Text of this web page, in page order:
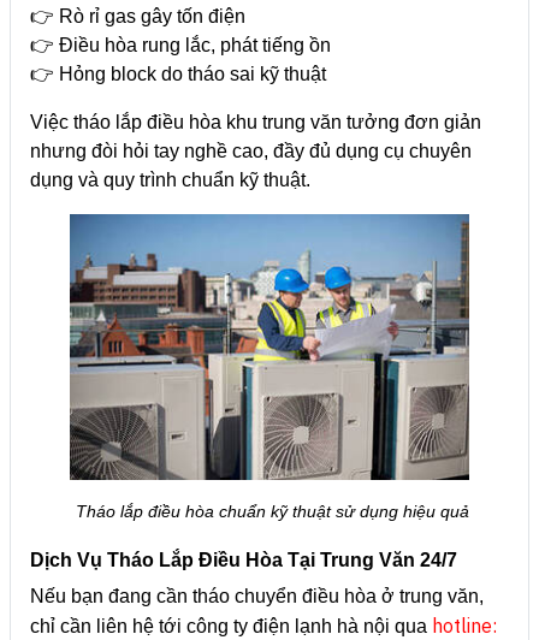
👉 Rò rỉ gas gây tốn điện
👉 Điều hòa rung lắc, phát tiếng ồn
👉 Hỏng block do tháo sai kỹ thuật
Việc tháo lắp điều hòa khu trung văn tưởng đơn giản
nhưng đòi hỏi tay nghề cao, đầy đủ dụng cụ chuyên
dụng và quy trình chuẩn kỹ thuật.
Tháo lắp điều hòa chuẩn kỹ thuật sử dụng hiệu quả
Dịch Vụ Tháo Lắp Điều Hòa Tại Trung Văn 24/7
Nếu bạn đang cần tháo chuyển điều hòa ở trung văn,
chỉ cần liên hệ tới công ty điện lạnh hà nội qua hotline: